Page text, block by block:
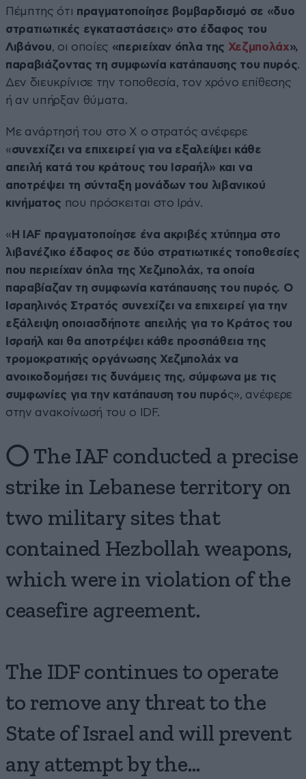
Πέμπτης ότι πραγματοποίησε βομβαρδισμό σε «δυο
στρατιωτικές εγκαταστάσεις» στο έδαφος του
Λιβάνου, οι οποίες «περιείχαν όπλα της Χεζμπολάχ»,
παραβιάζοντας τη συμφωνία κατάπαυσης του πυρός.
Δεν διευκρίνισε την τοποθεσία, τον χρόνο επίθεσης
ή αν υπήρξαν θύματα.
Με ανάρτησή του στο X ο στρατός ανέφερε
«συνεχίζει να επιχειρεί για να εξαλείψει κάθε
απειλή κατά του κράτους του Ισραήλ» και να
αποτρέψει τη σύνταξη μονάδων του λιβανικού
κινήματος που πρόσκειται στο Ιράν.
« Η IAF πραγματοποίησε ένα ακριβές χτύπημα στο
λιβανέζικο έδαφος σε δύο στρατιωτικές τοποθεσίες
που περιείχαν όπλα της Χεζμπολάχ, τα οποία
παραβίαζαν τη συμφωνία κατάπαυσης του πυρός. Ο
Ισραηλινός Στρατός συνεχίζει να επιχειρεί για την
εξάλειψη οποιασδήποτε απειλής για το Κράτος του
Ισραήλ και θα αποτρέψει κάθε προσπάθεια της
τρομοκρατικής οργάνωσης Χεζμπολάχ να
ανοικοδομήσει τις δυνάμεις της, σύμφωνα με τις
συμφωνίες για την κατάπαυση του πυρός», ανέφερε
στην ανακοίνωσή του ο IDF.
⭕️ The IAF conducted a precise
strike in Lebanese territory on
two military sites that
contained Hezbollah weapons,
which were in violation of the
ceasefire agreement.
The IDF continues to operate
to remove any threat to the
State of Israel and will prevent
any attempt by the…